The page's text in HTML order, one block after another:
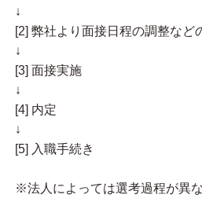
↓
[2] 弊社より面接日程の調整など
↓
[3] 面接実施
↓
[4] 内定
↓
[5] 入職手続き
※法人によっては選考過程が異